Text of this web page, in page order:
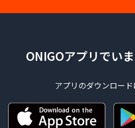
ONIGOアプリでい
アプリのダウンロー